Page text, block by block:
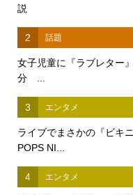
説
2 話題
女子児童に『ラブレター
分 ...
3 エンタメ
ライブでまさかの『ビキ
POPS NI...
4 エンタメ